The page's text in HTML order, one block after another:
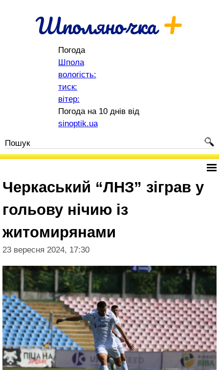
Шполяночка+
Погода
Шпола
вологість:
тиск:
вітер:
Погода на 10 днів від
sinoptik.ua
Черкаський “ЛНЗ” зіграв у
гольову нічию із
житомирянами
23 вересня 2024, 17:30